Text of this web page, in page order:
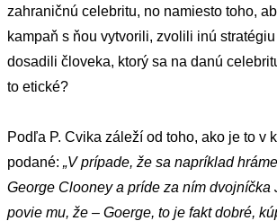
zahraničnú celebritu, no namiesto toho,
kampaň s ňou vytvorili, zvolili inú
dosadili človeka, ktorý sa na danú
to etické?
Podľa P. Cvika záleží od toho, ako je to v
podané: „V prípade, že sa napríklad
George Clooney a príde za ním dvojníčka
povie mu, že – Goerge, to je fakt dobré,